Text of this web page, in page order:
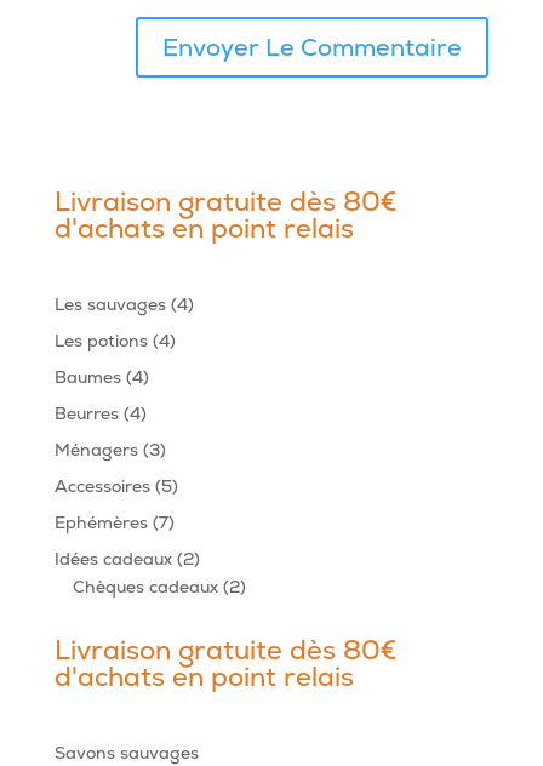
Livraison gratuite dès 80€
d'achats en point relais
Les sauvages 44
Les potions 44
Baumes 44
produits
Beurres 44
produits
Ménagers 33
produits
Accessoires 55
produits
Ephémères 77
produits
Idées cadeaux 22
produits
Chèques cadeaux 22
Livraison gratuite dès 80€
d'achats en point relais
Savons sauvages